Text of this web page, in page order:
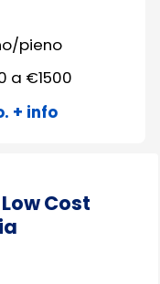
pieno
a €1500
+ info
Cost